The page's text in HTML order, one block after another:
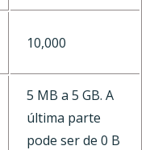
10,000
5 MB a 5 GB. A
última parte
pode ser de 0 B